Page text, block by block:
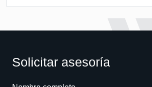
Solicitar asesoría